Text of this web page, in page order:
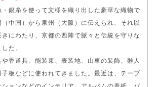
銀糸を使って文様を織り出した豪華な織物で
中国）から泉州（大阪）に伝えられ、それ以
にわたり、京都の西陣で脈々と伝統を守りな
た。
香道具、能装束、表装地、山車の装飾、雛人
板などに使われてきました。最近は、テーブ